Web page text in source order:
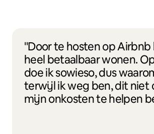
"Door te hosten op Airbnb
heel betaalbaar wonen.
doe ik sowieso, dus
terwijl ik weg ben, dit niet
mijn onkosten te helpen